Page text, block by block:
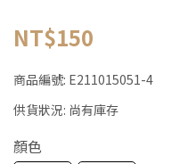
NT$150
商品編號: E211015051-4
供貨狀況: 尚有庫存
顏色